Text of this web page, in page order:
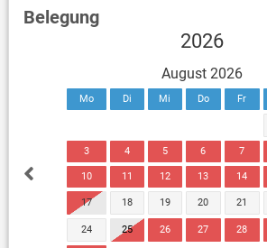
Belegung
2026
August 2026
Mo Di Mi Do Fr
3 4 5 6 7
10 11 12 13 14
17 18 19 20 21
24 25 26 27 28